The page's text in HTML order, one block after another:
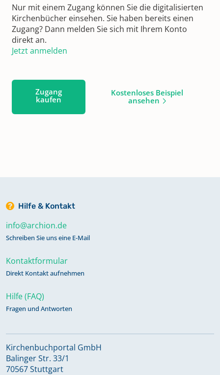
Nur mit einem Zugang können Sie die digitalisierten
Kirchenbücher einsehen. Sie haben bereits einen
Zugang? Dann melden Sie sich mit Ihrem Konto
direkt an.
Jetzt anmelden
Zugang
kaufen
Kostenloses Beispiel
ansehen
Hilfe & Kontakt
info@archion.de
Schreiben Sie uns eine E-Mail
Kontaktformular
Direkt Kontakt aufnehmen
Hilfe (FAQ)
Fragen und Antworten
Kirchenbuchportal GmbH
Balinger Str. 33/1
70567 Stuttgart